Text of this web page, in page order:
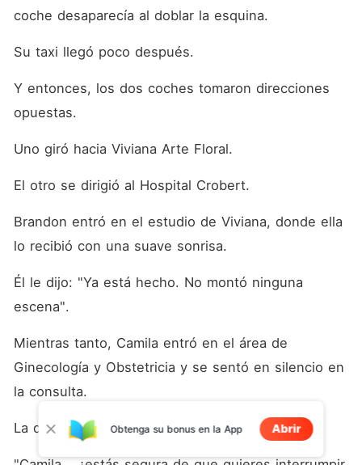
coche desaparecía al doblar la esquina.
Su taxi llegó poco después.
Y entonces, los dos coches tomaron direcciones
opuestas.
Uno giró hacia Viviana Arte Floral.
El otro se dirigió al Hospital Crobert.
Brandon entró en el estudio de Viviana, donde ella
lo recibió con una suave sonrisa.
Él le dijo: "Ya está hecho. No montó ninguna
escena".
Mientras tanto, Camila entró en el área de
Ginecología y Obstetricia y se sentó en silencio en
la consulta.
La doctora se acercó y corrió la cortina.
Obtenga su bonus en la App Abrir